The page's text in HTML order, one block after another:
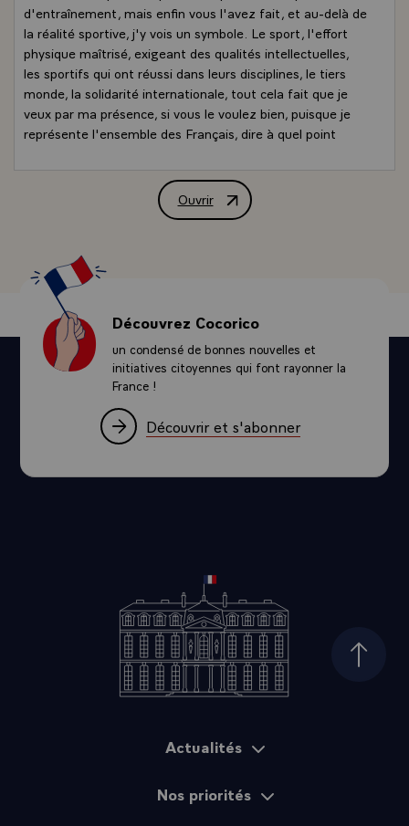
d'entraînement, mais enfin vous l'avez fait, et au-delà de
la réalité sportive, j'y vois un symbole. Le sport, l'effort
physique maîtrisé, exigeant des qualités intellectuelles,
les sportifs qui ont réussi dans leurs disciplines, le tiers
monde, la solidarité internationale, tout cela fait que je
veux par ma présence, si vous le voulez bien, puisque je
représente l'ensemble des Français, dire à quel point
- Je suis d'autant plus sensible qu'à mes côtés se
représentants, de dirigeants sportifs, de personnalités,
des associations, des groupements, des fédérations, qui
ont eux-mêmes décidé de s'unir à votre effort. Alors tous
ensemble nous vous disons merci, et maintenant, venez
messieurs avec nous ici, je serai heureux de vous serrer la
main...\
Ouvrir
Allocution de M. François Mitterrand,
Découvrez Cocorico
un condensé de bonnes nouvelles et
initiatives citoyennes qui font rayonner la
France !
Découvrir et s'abonner
Haut
Actualités
Nos priorités